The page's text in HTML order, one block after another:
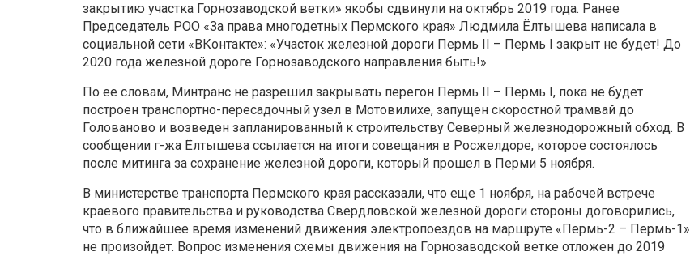
закрытию участка Горнозаводской ветки» якобы сдвинули на октябрь 2019 года. Ранее
Председатель РОО «За права многодетных Пермского края» Людмила Ёлтышева написала в
социальной сети «ВКонтакте»: «Участок железной дороги Пермь II – Пермь I закрыт не будет! До
2020 года железной дороге Горнозаводского направления быть!»
По ее словам, Минтранс не разрешил закрывать перегон Пермь II – Пермь I, пока не будет
построен транспортно-пересадочный узел в Мотовилихе, запущен скоростной трамвай до
Голованово и возведен запланированный к строительству Северный железнодорожный обход. В
сообщении г-жа Ёлтышева ссылается на итоги совещания в Росжелдоре, которое состоялось
после митинга за сохранение железной дороги, который прошел в Перми 5 ноября.
В министерстве транспорта Пермского края рассказали, что еще 1 ноября, на рабочей встрече
краевого правительства и руководства Свердловской железной дороги стороны договорились,
что в ближайшее время изменений движения электропоездов на маршруте «Пермь-2 – Пермь-1»
не произойдет. Вопрос изменения схемы движения на Горнозаводской ветке отложен до 2019